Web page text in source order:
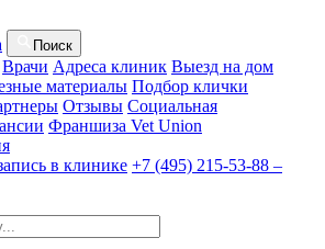
Поиск
Врачи Адреса клиник Выезд на дом
материалы Подбор клички
Отзывы Социальная
Франшиза Vet Union
в клинике +7 (495) 215-53-88 –